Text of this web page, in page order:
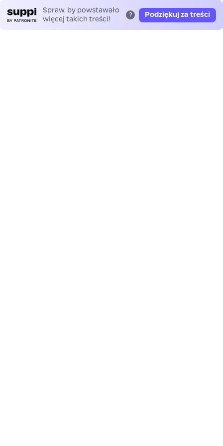
Spraw, by powstawało
więcej takich treści!
? Podziękuj za treści